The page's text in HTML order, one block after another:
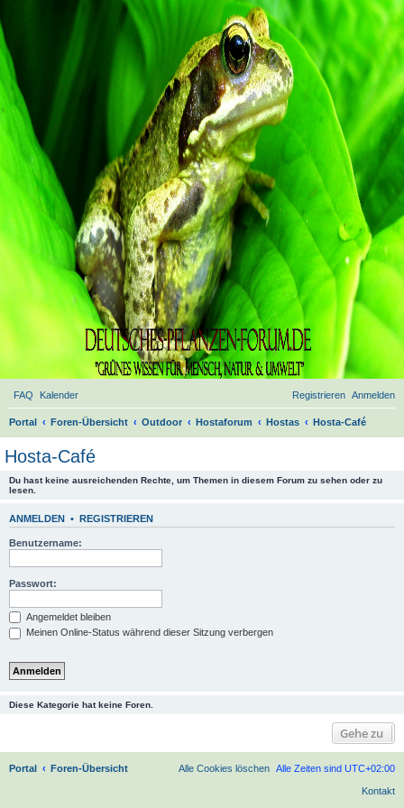
FAQ Kalender Anmelden
Registrieren
Portal Foren-Übersicht Outdoor Hostaforum Hostas Hosta-Café
Hosta-Café
Du hast keine ausreichenden Rechte, um Themen in diesem Forum zu sehen oder zu
lesen.
ANMELDEN • REGISTRIEREN
Benutzername:
Passwort:
Angemeldet bleiben
Meinen Online-Status während dieser Sitzung verbergen
Diese Kategorie hat keine Foren.
Gehe zu
Portal Foren-Übersicht Alle Zeiten sind UTC+02:00
Alle Cookies löschen
Kontakt